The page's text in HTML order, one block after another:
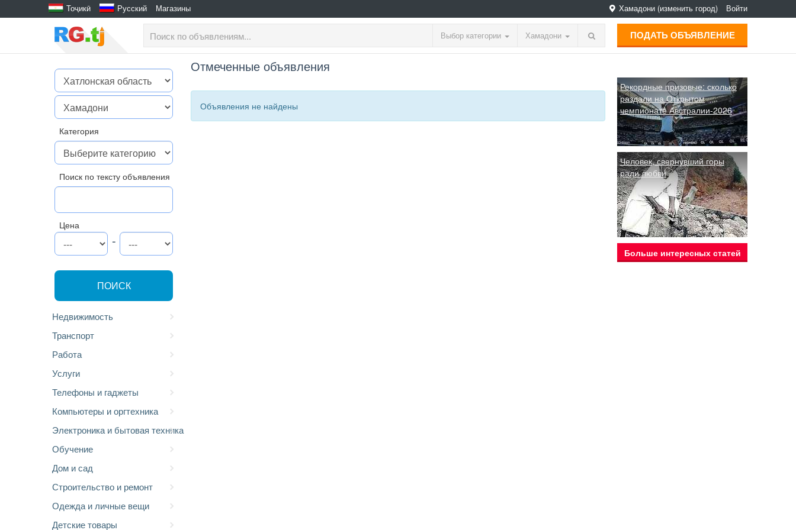
Тоҷикӣ Русский Магазины Хамадони (изменить город) Войти
Выбор категории Хамадони ПОДАТЬ ОБЪЯВЛЕНИЕ
Категория
Поиск по тексту объявления
Цена
-
ПОИСК
Недвижимость
Транспорт
Работа
Услуги
Телефоны и гаджеты
Компьютеры и оргтехника
Электроника и бытовая техника
Обучение
Дом и сад
Строительство и ремонт
Одежда и личные вещи
Детские товары
Отмеченные объявления
Объявления не найдены
Рекордные призовые: сколько
раздали на Открытом
чемпионате Австралии-2026
Человек, свернувший горы
ради любви
Больше интересных статей